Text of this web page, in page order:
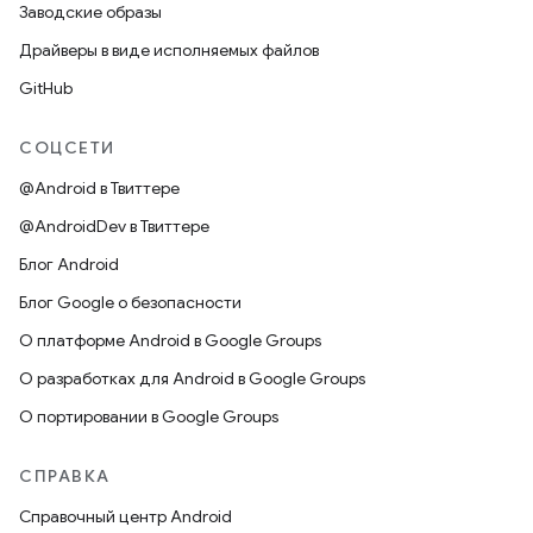
Заводские образы
Драйверы в виде исполняемых файлов
GitHub
СОЦСЕТИ
@Android в Твиттере
@AndroidDev в Твиттере
Блог Android
Блог Google о безопасности
О платформе Android в Google Groups
О разработках для Android в Google Groups
О портировании в Google Groups
СПРАВКА
Справочный центр Android